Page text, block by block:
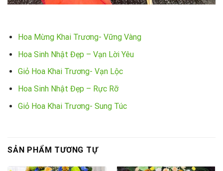
Hoa Mừng Khai Trương- Vững Vàng
Hoa Sinh Nhật Đẹp – Vạn Lời Yêu
Giỏ Hoa Khai Trương- Vạn Lộc
Hoa Sinh Nhật Đẹp – Rực Rỡ
Giỏ Hoa Khai Trương- Sung Túc
SẢN PHẨM TƯƠNG TỰ